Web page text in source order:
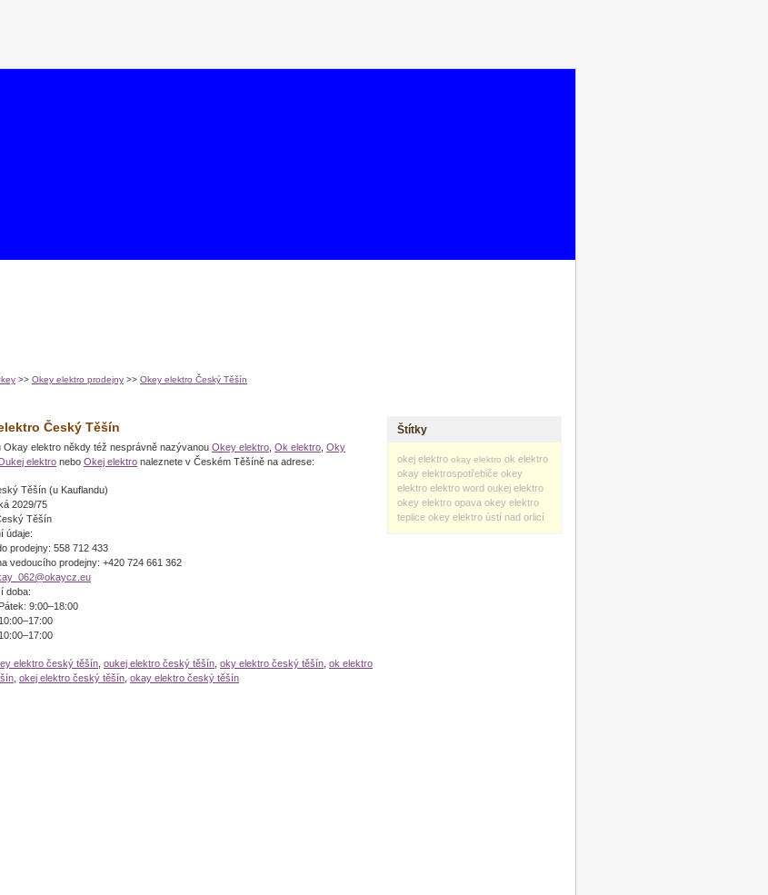
>> Okey elektro prodejny >> Okey elektro Český Těšín
Český Těšín
Okay elektro někdy též nesprávně nazývanou Okey elektro Ok elektro Oky
elektro nebo Okej elektro naleznete v Českém Těšíně na adrese:
Těšín (u Kauflandu)
2029/75
Těšín
údaje:
prodejny: 558 712 433
vedoucího prodejny: +420 724 661 362
okaycz.eu
doba:
9:00–18:00
elektro český těšín oukej elektro český těšín oky elektro český těšín ok elektro
okej elektro český těšín okay elektro český těšín
Štítky
okej elektro okay elektro ok elektro
okay elektrospotřebiče okey
elektro elektro word oukej elektro
okey elektro opava okey elektro
teplice okey elektro ústí nad orlicí